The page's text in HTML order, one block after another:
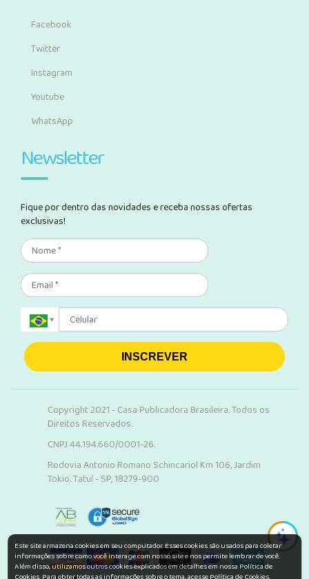
Facebook
Twitter
Instagram
Youtube
WhatsApp
Newsletter
Fique por dentro das novidades e receba nossas ofertas
exclusivas!
INSCREVER
Copyright 2021 - Casa Publicadora Brasileira. Todos os
Direitos Reservados.
CNPJ 44.194.660/0001-26.
Rodovia Antonio Romano Schincariol Km 106, Jardim
Tokio. Tatuí - SP, 18279-900
Este site armazena cookies em seu computador. Esses cookies são usados para coletar
informações sobre como você interage com nosso site e nos permite lembrar de você.
Além disso, utilizamos outros cookies explicados em detalhes em nossa Política de